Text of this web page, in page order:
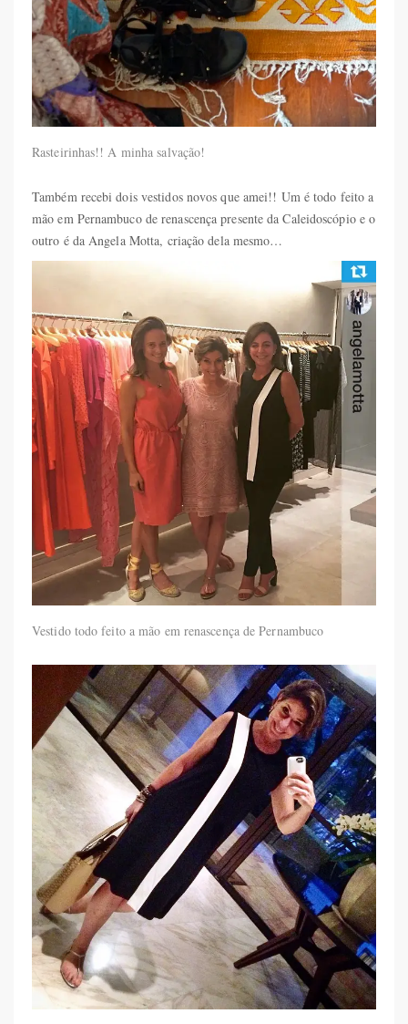
Rasteirinhas!! A minha salvação!
Também recebi dois vestidos novos que amei!! Um é todo feito a
mão em Pernambuco de renascença presente da Caleidoscópio e o
outro é da Angela Motta, criação dela mesmo…
Vestido todo feito a mão em renascença de Pernambuco